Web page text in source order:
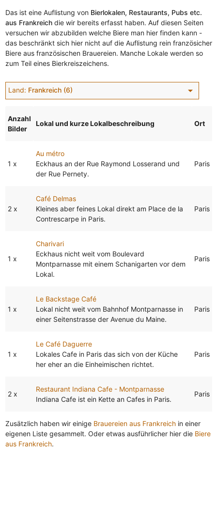
Das ist eine Auflistung von Bierlokalen, Restaurants, Pubs etc.
aus Frankreichdie wir bereits erfasst haben. Auf diesen Seiten
versuchen wir abzubilden welche Biere man hier finden kann -
das beschränkt sich hier nicht auf die Auflistung rein französicher
Biere aus französischen Brauereien. Manche Lokale werden so
zum Teil eines Bierkreiszeichens.
Land: Frankreich (6) arrow_drop_down
Anzahl
Bilder
Lokal und kurze Lokalbeschreibung Ort
1 x
Au métro
Eckhaus an der Rue Raymond Losserand und
der Rue Pernety.
Paris
2 x
Café Delmas
Kleines aber feines Lokal direkt am Place de la
Contrescarpe in Paris.
Paris
1 x
Charivari
Eckhaus nicht weit vom Boulevard
Montparnasse mit einem Schanigarten vor dem
Lokal.
Paris
1 x
Le Backstage Café
Lokal nicht weit vom Bahnhof Montparnasse in
einer Seitenstrasse der Avenue du Maine.
Paris
1 x
Le Café Daguerre
Lokales Cafe in Paris das sich von der Küche
her eher an die Einheimischen richtet.
Paris
2 x
Restaurant Indiana Cafe - Montparnasse
Indiana Cafe ist ein Kette an Cafes in Paris.
Paris
Zusätzlich haben wir einige Brauereien aus Frankreichin einer
eigenen Liste gesammelt. Oder etwas ausführlicher hier die Biere
aus Frankreich.